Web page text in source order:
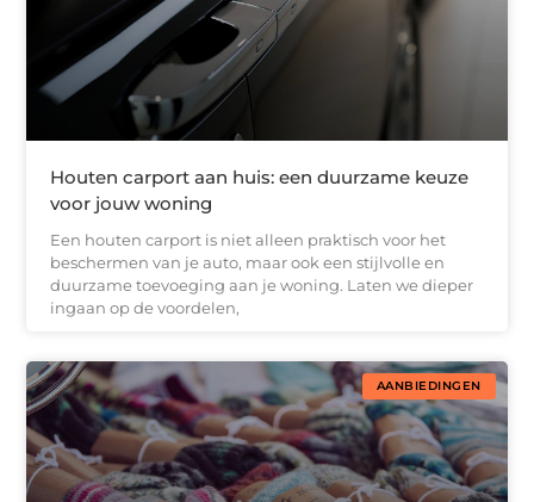
Houten carport aan huis: een duurzame keuze
voor jouw woning
Een houten carport is niet alleen praktisch voor het
beschermen van je auto, maar ook een stijlvolle en
duurzame toevoeging aan je woning. Laten we dieper
ingaan op de voordelen,
AANBIEDINGEN